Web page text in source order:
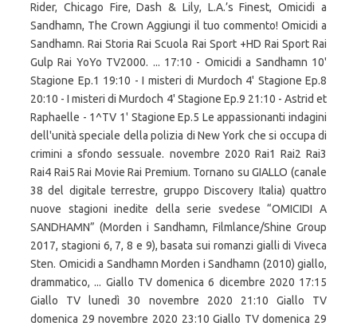
Rider, Chicago Fire, Dash & Lily, L.A.’s Finest, Omicidi a
Sandhamn, The Crown Aggiungi il tuo commento! Omicidi a
Sandhamn. Rai Storia Rai Scuola Rai Sport +HD Rai Sport Rai
Gulp Rai YoYo TV2000. ... 17:10 - Omicidi a Sandhamn 10'
Stagione Ep.1 19:10 - I misteri di Murdoch 4' Stagione Ep.8
20:10 - I misteri di Murdoch 4' Stagione Ep.9 21:10 - Astrid et
Raphaelle - 1^TV 1' Stagione Ep.5 Le appassionanti indagini
dell'unità speciale della polizia di New York che si occupa di
crimini a sfondo sessuale. novembre 2020 Rai1 Rai2 Rai3
Rai4 Rai5 Rai Movie Rai Premium. Tornano su GIALLO (canale
38 del digitale terrestre, gruppo Discovery Italia) quattro
nuove stagioni inedite della serie svedese “OMICIDI A
SANDHAMN” (Morden i Sandhamn, Filmlance/Shine Group
2017, stagioni 6, 7, 8 e 9), basata sui romanzi gialli di Viveca
Sten. Omicidi a Sandhamn Morden i Sandhamn (2010) giallo,
drammatico, ... Giallo TV domenica 6 dicembre 2020 17:15
Giallo TV lunedì 30 novembre 2020 21:10 Giallo TV
domenica 29 novembre 2020 23:10 Giallo TV domenica 29